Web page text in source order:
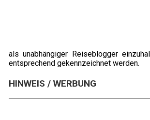
als unabhängiger Reiseblogger
entsprechend gekennzeichnet werden.
HINWEIS / WERBUNG